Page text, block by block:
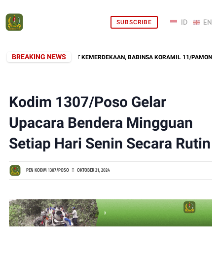
SUBSCRIBE
BREAKING NEWS
ROYONG SAMBUT KEMERDEKAAN, BABINSA KORAMIL 11/PAMONA
Kodim 1307/Poso Gelar
Upacara Bendera Mingguan
Setiap Hari Senin Secara Rutin
PEN KODIM 1307/POSO OKTOBER 21, 2024